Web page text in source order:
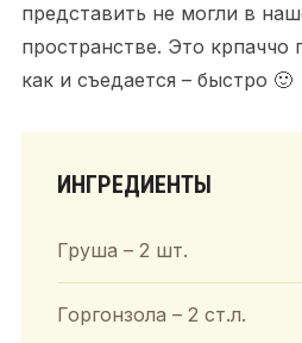
представить не могли в
пространстве. Это крпаччо
как и съедается – быстро 🙂
ИНГРЕДИЕНТЫ
Груша – 2 шт.
Горгонзола – 2 ст.л.